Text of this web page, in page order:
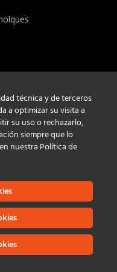
RESERVADOS.
técnica y de terceros
a optimizar su visita a
su uso o rechazarlo,
siempre que lo
nuestra Política de